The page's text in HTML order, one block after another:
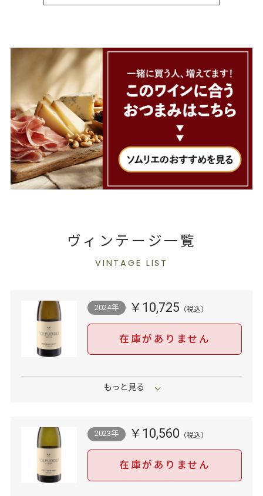
ヴィンテージ一覧
VINTAGE LIST
2024年 ￥10,725
在庫がありません
2023年 ￥10,560
在庫がありません